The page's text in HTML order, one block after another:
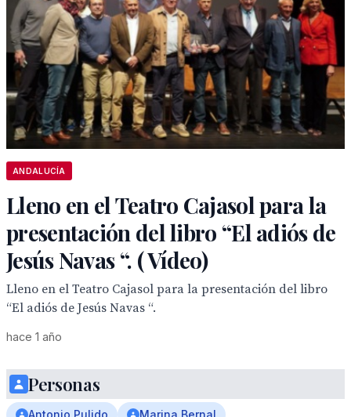
ANDALUCÍA
Lleno en el Teatro Cajasol para la
presentación del libro “El adiós de
Jesús Navas “. ( Vídeo)
Lleno en el Teatro Cajasol para la presentación del libro
“El adiós de Jesús Navas “.
hace 1 año
Personas
Antonio Pulido Marina Bernal